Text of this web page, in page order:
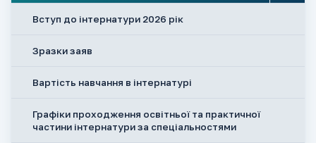
Вступ до інтернатури 2026 рік
Зразки заяв
Вартість навчання в інтернатурі
Графіки проходження освітньої та практичної
частини інтернатури за спеціальностями